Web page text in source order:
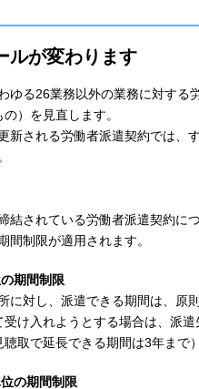
ルが変わります
ゆる26業務以外の業務に対する
）を見直します。
新される労働者派遣契約では、
結されている労働者派遣契約に
間制限が適用されます。
期間制限
に対し、派遣できる期間は、原
け入れようとする場合は、派
取で延長できる期間は3年まで）
の期間制限